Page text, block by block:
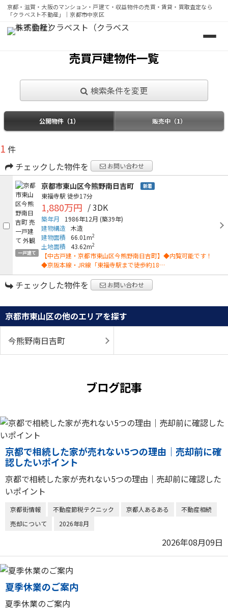
京都・滋賀・大阪のマンション・戸建て・収益物件の売買・賃貸・買取査定なら
「クラベスト不動産」｜京都市中京区
京都・滋賀・大阪のマンション・戸建て・収益物件の売
売買戸建物件一覧
検索条件を変更
公開物件（1） 販売中（1）
1 件
チェックした物件を
お問い合わせ
一戸建て
京都市東山区今熊野南日吉町 新着
東福寺駅 徒歩17分
1,880万円 / 3DK
築年月 1986年12月 (築39年)
建物構造 木造
建物面積
66.01m2
土地面積 43.62m2
【中古戸建・京都市東山区今熊野南日吉町】◆内覧可能です！
◆京阪本線・JR線「東福寺駅まで徒歩約18…
チェックした物件を お問い合わせ
京都市東山区の他のエリアを探す
今熊野南日吉町
ブログ記事
京都で相続した家が売れない5つの理由｜売却前に確
認したいポイント
京都で相続した家が売れない5つの理由｜売却前に確認した
いポイント
京都街情報 不動産節税テクニック 京都人あるある
不動産相続
売却について
2026年8月
2026年08月09日
夏季休業のご案内
夏季休業のご案内